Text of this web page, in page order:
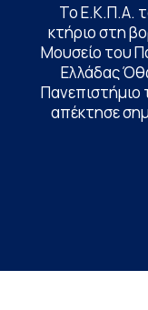
Το Ε.Κ.Π.Α.
κτήριο στη
Μουσείο του
Ελλάδας
Πανεπιστήμιο
απέκτησε